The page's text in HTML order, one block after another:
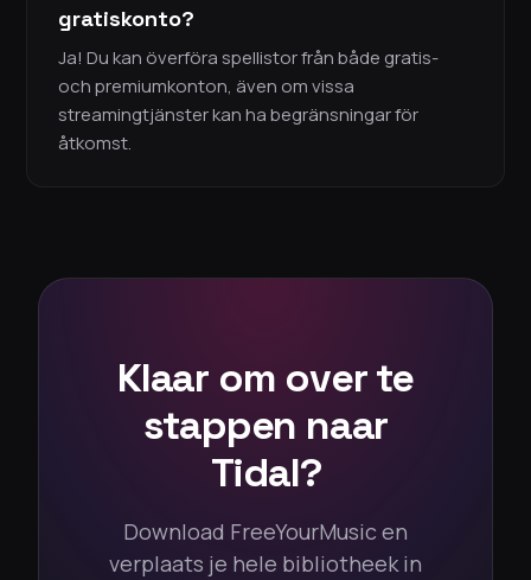
gratiskonto?
Ja! Du kan överföra spellistor från både gratis-
och premiumkonton, även om vissa
streamingtjänster kan ha begränsningar för
åtkomst.
Klaar om over te
stappen naar
Tidal?
Download FreeYourMusic en
verplaats je hele bibliotheek in